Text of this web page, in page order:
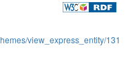
view_express_entity/131